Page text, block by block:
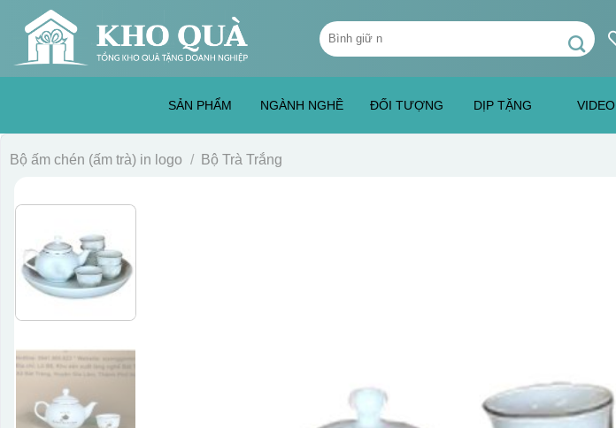
content
Tìm
kiếm:
SẢN PHẨM NGÀNH NGHỀ ĐỐI TƯỢNG DỊP TẶNG VIDEO
Bộ ấm chén (ấm trà) in logo / Bộ Trà Trắng